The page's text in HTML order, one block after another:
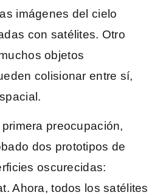
imágenes del cielo
con satélites. Otro
objetos
colisionar entre sí,
preocupación,
dos prototipos de
oscurecidas:
Ahora, todos los satélites